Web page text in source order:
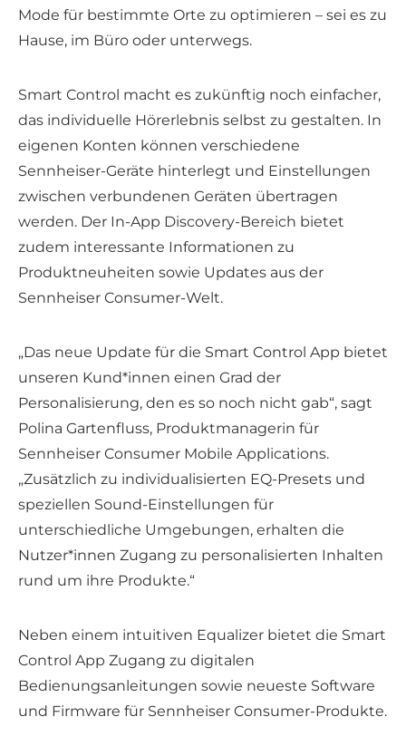
Mode für bestimmte Orte zu optimieren – sei es zu
Hause, im Büro oder unterwegs.
Smart Control macht es zukünftig noch einfacher,
das individuelle Hörerlebnis selbst zu gestalten. In
eigenen Konten können verschiedene
Sennheiser-Geräte hinterlegt und Einstellungen
zwischen verbundenen Geräten übertragen
werden. Der In-App Discovery-Bereich bietet
zudem interessante Informationen zu
Produktneuheiten sowie Updates aus der
Sennheiser Consumer-Welt.
„Das neue Update für die Smart Control App bietet
unseren Kund*innen einen Grad der
Personalisierung, den es so noch nicht gab“, sagt
Polina Gartenfluss, Produktmanagerin für
Sennheiser Consumer Mobile Applications.
„Zusätzlich zu individualisierten EQ-Presets und
speziellen Sound-Einstellungen für
unterschiedliche Umgebungen, erhalten die
Nutzer*innen Zugang zu personalisierten Inhalten
rund um ihre Produkte.“
Neben einem intuitiven Equalizer bietet die Smart
Control App Zugang zu digitalen
Bedienungsanleitungen sowie neueste Software
und Firmware für Sennheiser Consumer-Produkte.